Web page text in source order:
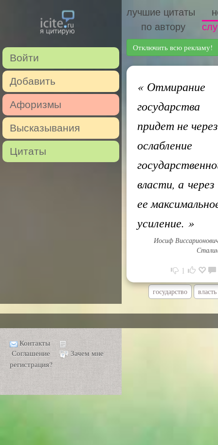
Войти
Добавить
Афоризмы
Высказывания
Цитаты
лучшие цитаты
по автору
Отключить всю рекламу!
«Отмирание
государства
придет не через
ослабление
власти, а через
ее
усиление. »
Иосиф
1
государство власть
Контакты
Соглашение
Зачем мне
регистрация?